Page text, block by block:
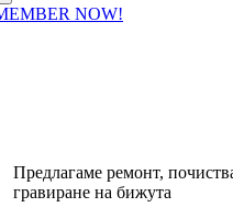
NOW!
Предлагаме ремонт,
гравиране на бижута